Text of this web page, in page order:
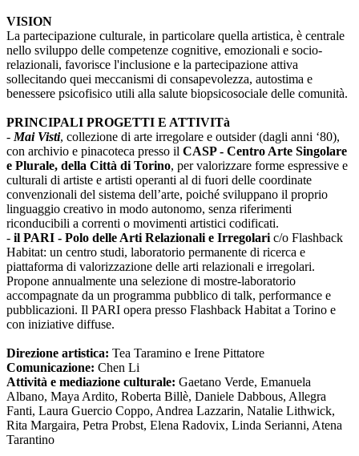
VISION
La partecipazione culturale, in particolare quella artistica, è centrale
nello sviluppo delle competenze cognitive, emozionali e socio-
relazionali, favorisce l'inclusione e la partecipazione attiva
sollecitando quei meccanismi di consapevolezza, autostima e
benessere psicofisico utili alla salute biopsicosociale delle comunità.
PRINCIPALI PROGETTI E ATTIVITà
- Mai Visti, collezione di arte irregolare e outsider (dagli anni ‘80),
con archivio e pinacoteca presso il CASP - Centro Arte Singolare
e Plurale, della Città di Torino, per valorizzare forme espressive e
culturali di artiste e artisti operanti al di fuori delle coordinate
convenzionali del sistema dell’arte, poiché sviluppano il proprio
linguaggio creativo in modo autonomo, senza riferimenti
riconducibili a correnti o movimenti artistici codificati.
- il PARI - Polo delle Arti Relazionali e Irregolari c/o Flashback
Habitat: un centro studi, laboratorio permanente di ricerca e
piattaforma di valorizzazione delle arti relazionali e irregolari.
Propone annualmente una selezione di mostre-laboratorio
accompagnate da un programma pubblico di talk, performance e
pubblicazioni. Il PARI opera presso Flashback Habitat a Torino e
con iniziative diffuse.
Direzione artistica: Tea Taramino e Irene Pittatore
Comunicazione: Chen Li
Attività e mediazione culturale: Gaetano Verde, Emanuela
Albano, Maya Ardito, Roberta Billè, Daniele Dabbous, Allegra
Fanti, Laura Guercio Coppo, Andrea Lazzarin, Natalie Lithwick,
Rita Margaira, Petra Probst, Elena Radovix, Linda Serianni, Atena
Tarantino